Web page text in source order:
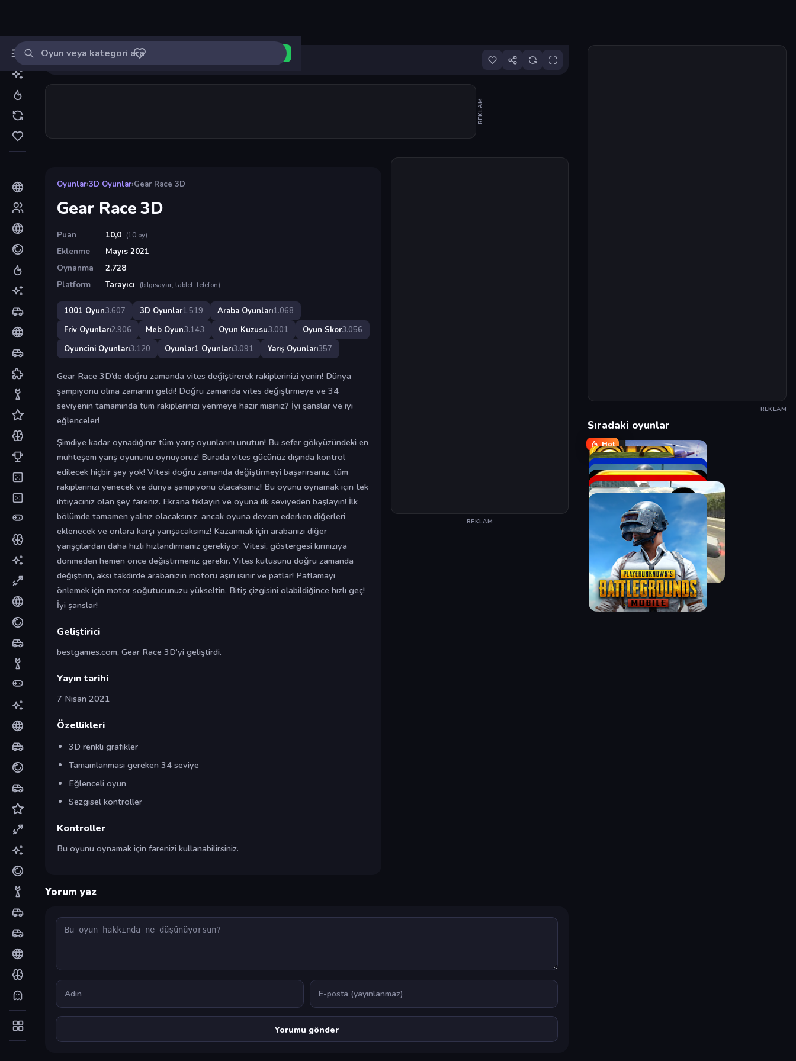
MinikOyuncu
Oyun ara
Oyunu başlat
Gear Race 3D
REKLAM
REKLAM
Sıradaki oyunlar
Hot
Oyunlar›3D Oyunlar›Gear Race 3D
Gear Race 3D
Puan 10,0 (10 oy)
Eklenme
Mayıs 2021
Oynanma
2.728
Platform
Tarayıcı (bilgisayar, tablet, telefon)
1001 Oyun3.607 3D Oyunlar1.519 Araba Oyunları1.068
Friv Oyunları2.906 Meb Oyun3.143 Oyun Kuzusu3.001 Oyun Skor3.056
Oyuncini Oyunları3.120 Oyunlar1 Oyunları3.091 Yarış Oyunları357
Gear Race 3D’de doğru zamanda vites değiştirerek rakiplerinizi yenin! Dünya
şampiyonu olma zamanın geldi! Doğru zamanda vites değiştirmeye ve 34
seviyenin tamamında tüm rakiplerinizi yenmeye hazır mısınız? İyi şanslar ve iyi
eğlenceler!
Şimdiye kadar oynadığınız tüm yarış oyunlarını unutun! Bu sefer gökyüzündeki en
muhteşem yarış oyununu oynuyoruz! Burada vites gücünüz dışında kontrol
edilecek hiçbir şey yok! Vitesi doğru zamanda değiştirmeyi başarırsanız, tüm
rakiplerinizi yenecek ve dünya şampiyonu olacaksınız! Bu oyunu oynamak için tek
ihtiyacınız olan şey fareniz. Ekrana tıklayın ve oyuna ilk seviyeden başlayın! İlk
bölümde tamamen yalnız olacaksınız, ancak oyuna devam ederken diğerleri
eklenecek ve onlara karşı yarışacaksınız! Kazanmak için arabanızı diğer
yarışçılardan daha hızlı hızlandırmanız gerekiyor. Vitesi, göstergesi kırmızıya
dönmeden hemen önce değiştirmeniz gerekir. Vites kutusunu doğru zamanda
değiştirin, aksi takdirde arabanızın motoru aşırı ısınır ve patlar! Patlamayı
önlemek için motor soğutucunuzu yükseltin. Bitiş çizgisini olabildiğince hızlı geç!
İyi şanslar!
Geliştirici
bestgames.com, Gear Race 3D’yi geliştirdi.
Yayın tarihi
7 Nisan 2021
Özellikleri
3D renkli grafikler
Tamamlanması gereken 34 seviye
Eğlenceli oyun
Sezgisel kontroller
Kontroller
Bu oyunu oynamak için farenizi kullanabilirsiniz.
REKLAM
Yorum yaz
Yorum
Ad E-posta